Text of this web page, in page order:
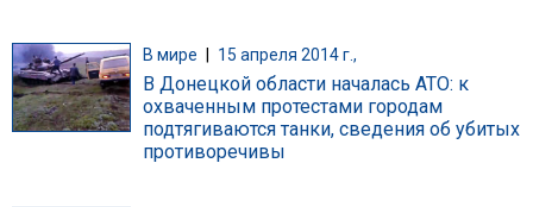
В мире 15 апреля 2014 г.,
В Донецкой области началась АТО: к
охваченным протестами городам
подтягиваются танки, сведения об убитых
противоречивы